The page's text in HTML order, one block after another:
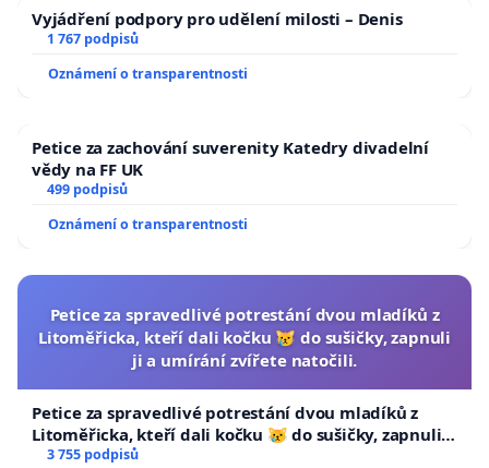
Vyjádření podpory pro udělení milosti – Denis
1 767 podpisů
Oznámení o transparentnosti
Petice za zachování suverenity Katedry divadelní
vědy na FF UK
499 podpisů
Oznámení o transparentnosti
Petice za spravedlivé potrestání dvou mladíků z
Litoměřicka, kteří dali kočku 😿 do sušičky, zapnuli
ji a umírání zvířete natočili.
Petice za spravedlivé potrestání dvou mladíků z
Litoměřicka, kteří dali kočku 😿 do sušičky, zapnuli ji
a umírání zvířete natočili.
3 755 podpisů